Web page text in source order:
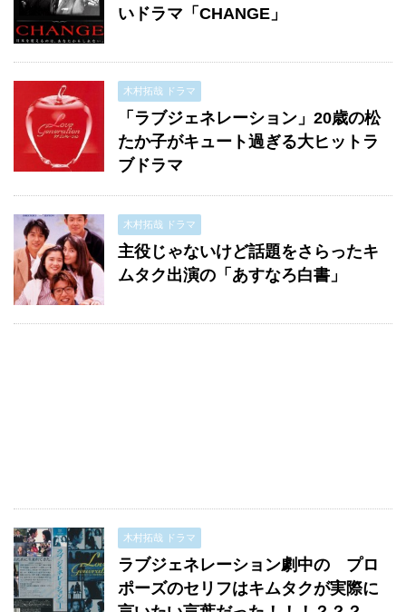
いドラマ「CHANGE」
木村拓哉 ドラマ
「ラブジェネレーション」20歳の松
たか子がキュート過ぎる大ヒットラ
ブドラマ
木村拓哉 ドラマ
主役じゃないけど話題をさらったキ
ムタク出演の「あすなろ白書」
木村拓哉 ドラマ
ラブジェネレーション劇中の プロ
ポーズのセリフはキムタクが実際に